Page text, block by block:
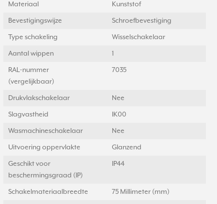
Materiaal Kunststof
Bevestigingswijze Schroefbevestiging
Type schakeling Wisselschakelaar
Aantal wippen 1
RAL-nummer
(vergelijkbaar)
7035
Drukvlakschakelaar Nee
Slagvastheid IK00
Wasmachineschakelaar Nee
Uitvoering oppervlakte Glanzend
Geschikt voor
beschermingsgraad (IP)
IP44
Schakelmateriaalbreedte 75 Millimeter (mm)